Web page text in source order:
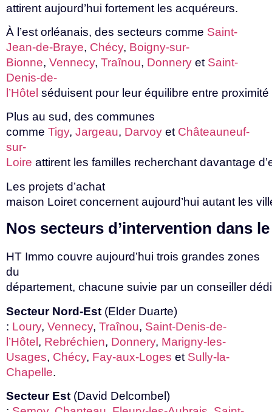
attirent aujourd’hui fortement les acquéreurs.
À l’est orléanais, des secteurs comme Saint-
Jean-de-Braye, Chécy, Boigny-sur-
Bionne, Vennecy, Traînou, Donnery et Saint-
Denis-de-
l’Hôtel séduisent pour leur équilibre entre proximité
Plus au sud, des communes
comme Tigy, Jargeau, Darvoy et Châteauneuf-
sur-
Loire attirent les familles recherchantdavantage
Les projets d’achat
maison Loiret concernent aujourd’hui autant les
Nos secteurs d’intervention dans
HT Immo couvre aujourd’hui trois grandes zones
du
département, chacune suivie par un conseiller
Secteur Nord-Est (Elder Duarte)
: Loury, Vennecy, Traînou, Saint-Denis-de-
l’Hôtel, Rebréchien, Donnery, Marigny-les-
Usages, Chécy, Fay-aux-Loges et Sully-la-
Chapelle.
Secteur Est (David Delcombel)